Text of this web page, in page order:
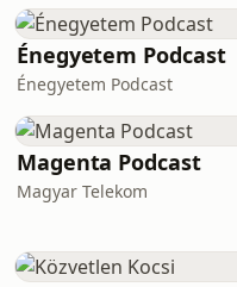
Énegyetem Podcast
Énegyetem Podcast
Magenta Podcast
Magyar Telekom